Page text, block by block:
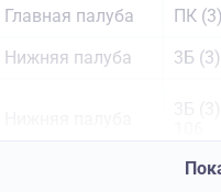
Главная палуба ПК
Нижняя палуба
3Б (3)
1Б (2)